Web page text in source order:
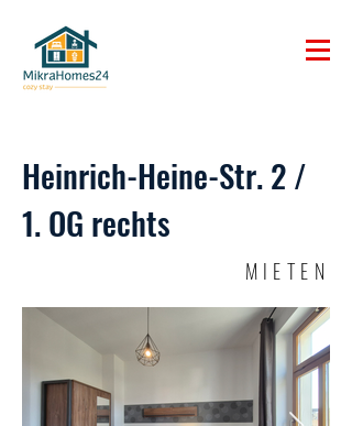
Heinrich-Heine-Str. 2 /
1. OG rechts
MIETEN